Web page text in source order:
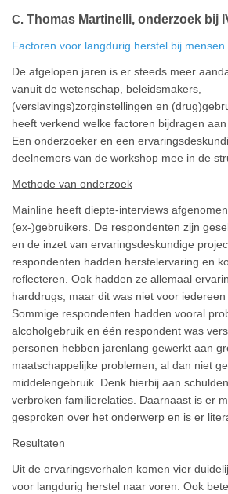
C. Thomas Martinelli, onderzoek bij
Factoren voor langdurig herstel bij
De afgelopen jaren is er steeds meer
vanuit de wetenschap, beleidsmakers,
(verslavings)zorginstellingen en
heeft verkend welke factoren bijdragen
Een onderzoeker en een
deelnemers van de workshop mee in de
Methode van onderzoek
Mainline heeft diepte-interviews
(ex-)gebruikers. De respondenten zijn
en de inzet van ervaringsdeskundige
respondenten hadden herstelervaring en
reflecteren. Ook hadden ze allemaal
harddrugs, maar dit was niet voor
Sommige respondenten hadden vooral
alcoholgebruik en één respondent was
personen hebben jarenlang gewerkt aan
maatschappelijke problemen, al dan niet
middelengebruik. Denk hierbij aan
verbroken familierelaties. Daarnaast is er
gesproken over het onderwerp en is er
Resultaten
Uit de ervaringsverhalen komen vier
voor langdurig herstel naar voren. Ook